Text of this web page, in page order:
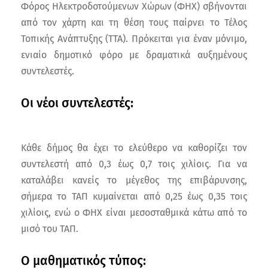
Φόρος Ηλεκτροδοτούμενων Χώρων (ΦΗΧ) σβήνονται
από τον χάρτη και τη θέση τους παίρνει το Τέλος
Τοπικής Ανάπτυξης (TTA). Πρόκειται για έναν μόνιμο,
ενιαίο δημοτικό φόρο με δραματικά αυξημένους
συντελεστές.
Οι νέοι συντελεστές:
Κάθε δήμος θα έχει το ελεύθερο να καθορίζει τον
συντελεστή από 0,3 έως 0,7 τοις χιλίοις. Για να
καταλάβει κανείς το μέγεθος της επιβάρυνσης,
σήμερα το TAΠ κυμαίνεται από 0,25 έως 0,35 τοις
χιλίοις, ενώ ο ΦΗΧ είναι μεσοσταθμικά κάτω από το
μισό του TAΠ.
Ο μαθηματικός τύπος: